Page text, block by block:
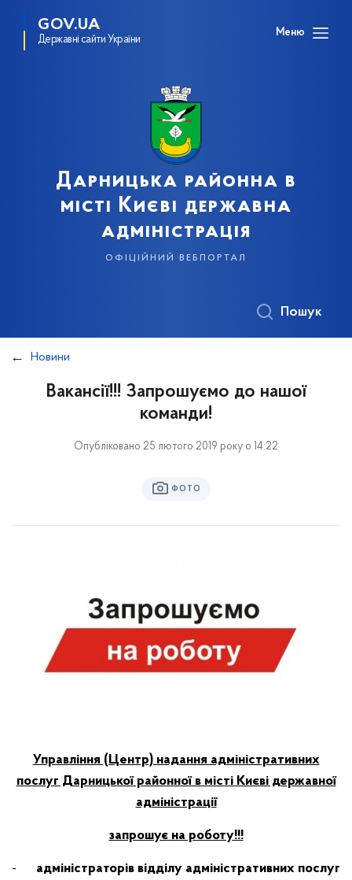
GOV.UA
Державні сайти України
Меню
Дарницька районна в
місті Києві державна
адміністрація
офіційний вебпортал
Пошук
Новини
Вакансії!!! Запрошуємо до нашої
команди!
Опубліковано 25 лютого 2019 року о 14:22
ФОТО
Управління (Центр) надання адміністративних
послуг Дарницької районної в місті Києві державної
адміністрації
запрошує на роботу!!!
- адміністраторів відділу адміністративних послуг